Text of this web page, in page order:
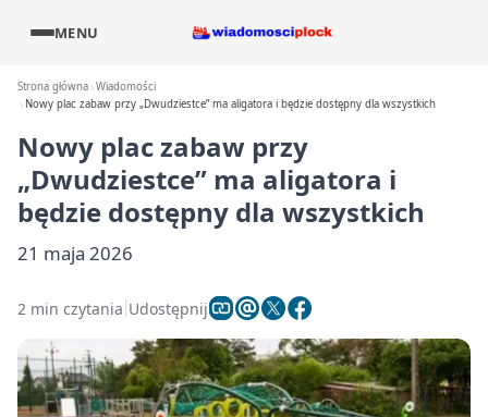
MENU
Strona główna Wiadomości
Nowy plac zabaw przy „Dwudziestce” ma aligatora i będzie dostępny dla wszystkich
Nowy plac zabaw przy
„Dwudziestce” ma aligatora i
będzie dostępny dla wszystkich
21 maja 2026
2 min czytania Udostępnij